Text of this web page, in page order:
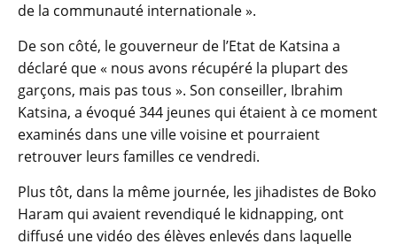
de la communauté internationale ».
De son côté, le gouverneur de l’Etat de Katsina a
déclaré que « nous avons récupéré la plupart des
garçons, mais pas tous ». Son conseiller, Ibrahim
Katsina, a évoqué 344 jeunes qui étaient à ce moment
examinés dans une ville voisine et pourraient
retrouver leurs familles ce vendredi.
Plus tôt, dans la même journée, les jihadistes de Boko
Haram qui avaient revendiqué le kidnapping, ont
diffusé une vidéo des élèves enlevés dans laquelle